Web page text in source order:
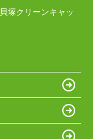
塚クリーンキャッ